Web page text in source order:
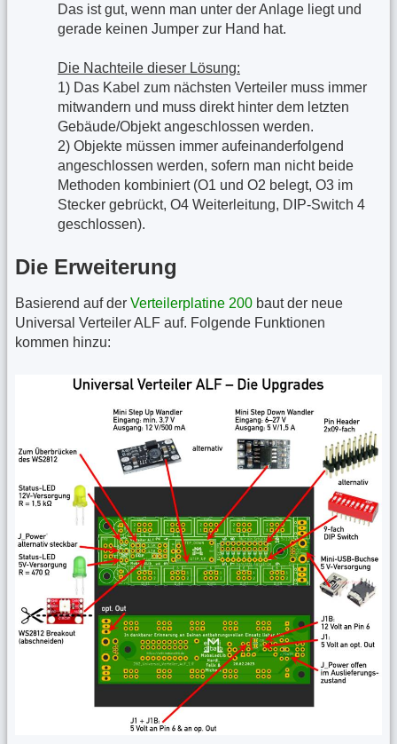
Das ist gut, wenn man unter der Anlage liegt und
gerade keinen Jumper zur Hand hat.
Die Nachteile dieser Lösung:
1) Das Kabel zum nächsten Verteiler muss immer
mitwandern und muss direkt hinter dem letzten
Gebäude/Objekt angeschlossen werden.
2) Objekte müssen immer aufeinanderfolgend
angeschlossen werden, sofern man nicht beide
Methoden kombiniert (O1 und O2 belegt, O3 im
Stecker gebrückt, O4 Weiterleitung, DIP-Switch 4
geschlossen).
Die Erweiterung
Basierend auf der Verteilerplatine 200 baut der neue
Universal Verteiler ALF auf. Folgende Funktionen
kommen hinzu: